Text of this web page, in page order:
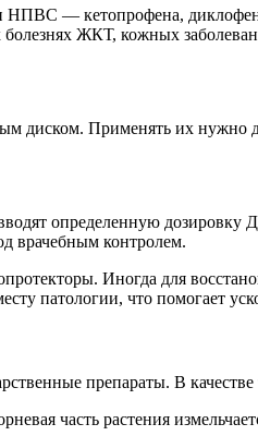
и НПВС — кетопрофена,
ЖКТ, кожных
диском. Применять их нужно
определенную дозировку
врачебным контролем.
Иногда для
патологии, что помогает
препараты. В
часть растения